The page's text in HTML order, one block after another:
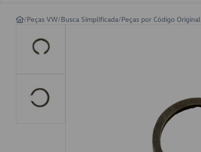
/Peças VW/Busca Simplificada/Peças por Código Original